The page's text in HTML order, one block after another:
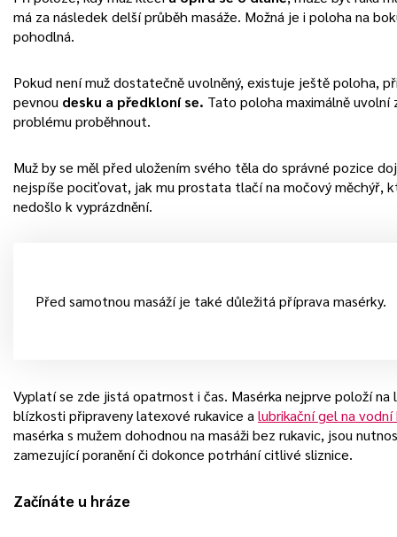
má za následek delší průběh masáže. Možná je i poloha na
pohodlná.
Pokud není muž dostatečně uvolněný, existuje ještě poloha,
pevnou desku a předkloní se. Tato poloha maximálně
problému proběhnout.
Muž by se měl před uložením svého těla do správné pozice
nejspíše pociťovat, jak mu prostata tlačí na močový měchýř,
nedošlo k vyprázdnění.
Před samotnou masáží je také důležitá příprava masérky.
Vyplatí se zde jistá opatrnost i čas. Masérka nejprve položí na
blízkosti připraveny latexové rukavice a lubrikační gel na vodní
masérka s mužem dohodnou na masáži bez rukavic, jsou
zamezující poranění či dokonce potrhání citlivé sliznice.
Začínáte u hráze